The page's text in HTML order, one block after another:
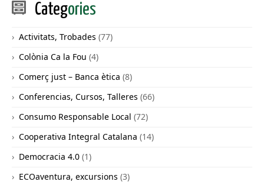
Categories
Activitats, Trobades (77)
Colònia Ca la Fou (4)
Comerç just – Banca ètica (8)
Conferencias, Cursos, Talleres (66)
Consumo Responsable Local (72)
Cooperativa Integral Catalana (14)
Democracia 4.0 (1)
ECOaventura, excursions (3)